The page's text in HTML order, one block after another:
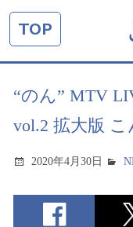
TOP
“のん” MTV
vol.2 拡大版 こ
2020年4月30日